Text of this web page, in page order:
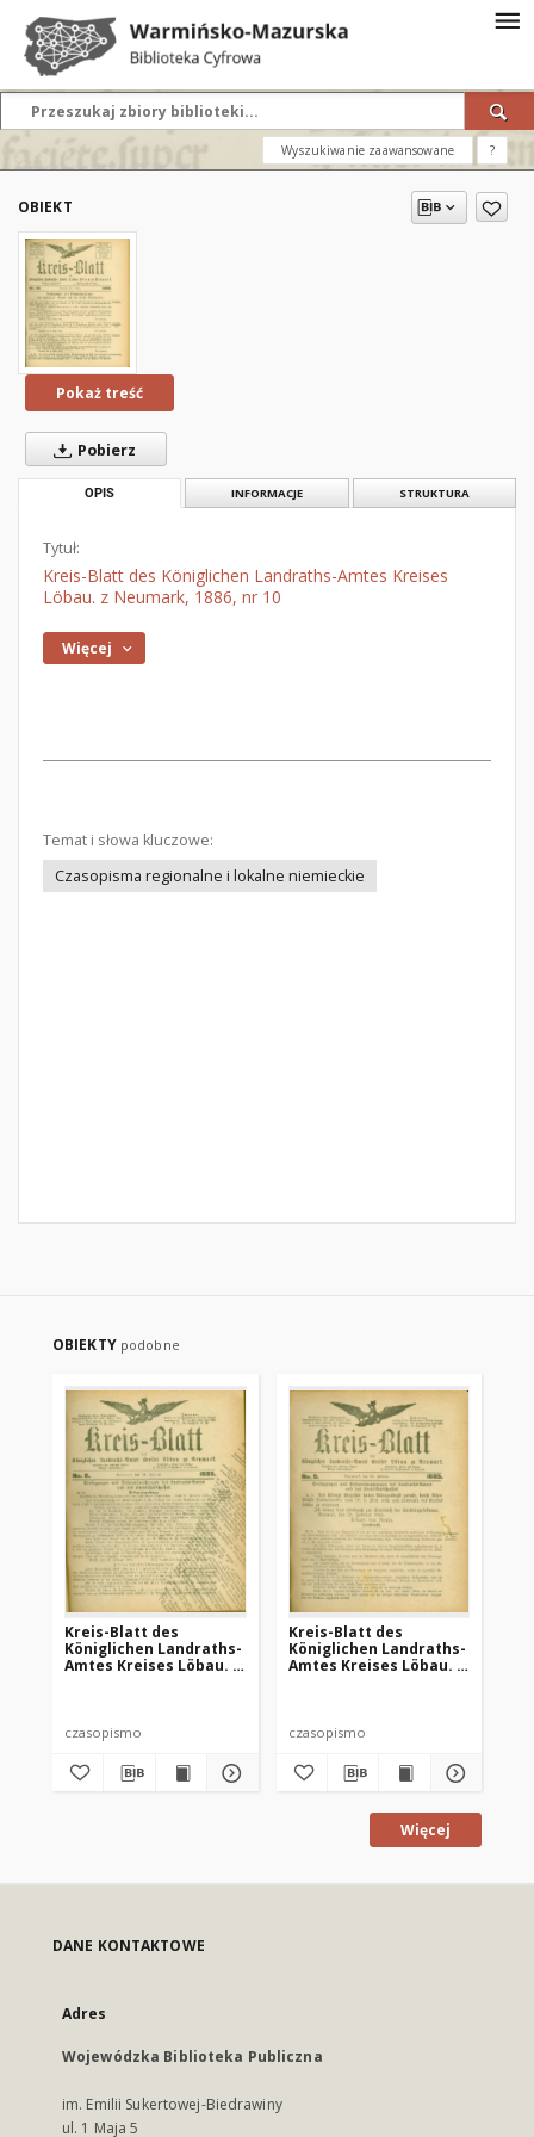
Wyszukiwanie zaawansowane ?
OBIEKT
Pokaż treść
Pobierz
OPIS INFORMACJE STRUKTURA
Tytuł:
Kreis-Blatt des Königlichen Landraths-Amtes Kreises
Löbau. z Neumark, 1886, nr 10
Więcej
Temat i słowa kluczowe:
Czasopisma regionalne i lokalne niemieckie
OBIEKTY podobne
Kreis-Blatt des
Königlichen Landraths-
Amtes Kreises Löbau. z
czasopismo
Kreis-Blatt des
Königlichen Landraths-
Amtes Kreises Löbau. z
czasopismo
Więcej
DANE KONTAKTOWE
Adres
Wojewódzka Biblioteka Publiczna
im. Emilii Sukertowej-Biedrawiny
ul. 1 Maja 5